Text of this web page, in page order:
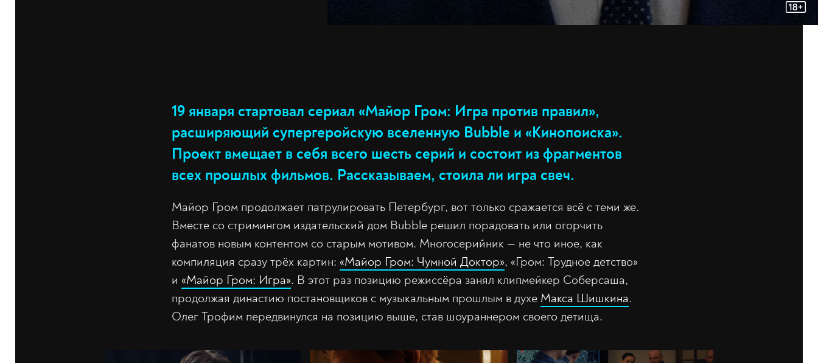
19 января стартовал сериал «Майор Гром: Игра против правил»,
расширяющий супергеройскую вселенную Bubble и «Кинопоиска».
Проект вмещает в себя всего шесть серий и состоит из фрагментов
всех прошлых фильмов. Рассказываем, стоила ли игра свеч.
Майор Гром продолжает патрулировать Петербург, вот только сражается всё с теми же.
Вместе со стримингом издательский дом Bubble решил порадовать или огорчить
фанатов новым контентом со старым мотивом. Многосерийник — не что иное, как
компиляция сразу трёх картин: «Майор Гром: Чумной Доктор», «Гром: Трудное детство»
и «Майор Гром: Игра». В этот раз позицию режиссёра занял клипмейкер Соберсаша,
продолжая династию постановщиков с музыкальным прошлым в духе Макса Шишкина.
Олег Трофим передвинулся на позицию выше, став шоураннером своего детища.